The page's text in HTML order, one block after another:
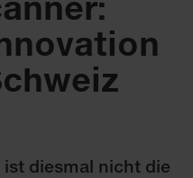
ist diesmal nicht die